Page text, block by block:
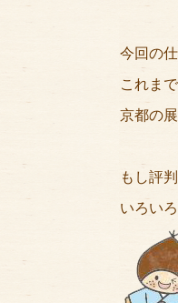
今回の
これま
京都の
もし評
いろい